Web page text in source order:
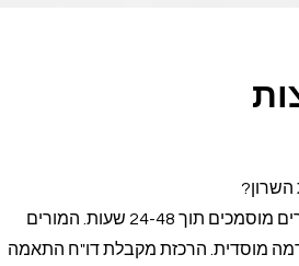
מערכת Class-A מספקת לרכזות חינוך ברמת השרון שיבוץ מורים מוסמכים תוך 24-48 שעות. המורים
מוסדית. הרכזת מקבלת דו"ח התאמה